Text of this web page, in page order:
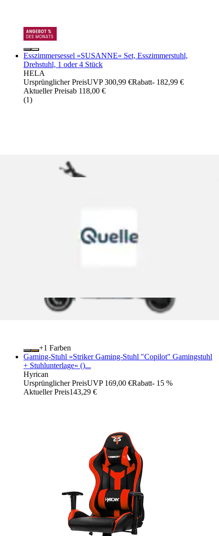
Esszimmersessel »SUSANNE« Set, Esszimmerstuhl,
Drehstuhl, 1 oder 4 Stück
HELA
Ursprünglicher PreisUVP 300,99 €Rabatt- 182,99 €
Aktueller Preisab 118,00 €
(1)
+
Farben
Gaming-Stuhl »Striker Gaming-Stuhl "Copilot" Gamingstuhl
+ Stuhlunterlage« ()...
Hyrican
Ursprünglicher PreisUVP 169,00 €Rabatt- 15 %
Aktueller Preis143,29 €